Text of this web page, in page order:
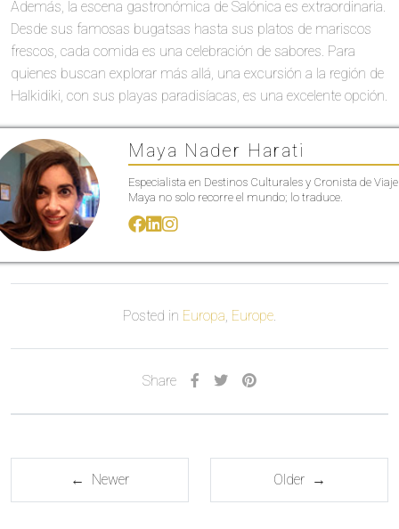
Además, la escena gastronómica de Salónica es extraordinaria.
Desde sus famosas bugatsas hasta sus platos de mariscos
frescos, cada comida es una celebración de sabores. Para
quienes buscan explorar más allá, una excursión a la región de
Halkidiki, con sus playas paradisíacas, es una excelente opción.
Maya Nader Harati
Especialista en Destinos Culturales y Cronista de
Maya no solo recorre el mundo; lo traduce.
Posted in Europa Europe
Share
← Newer Older →